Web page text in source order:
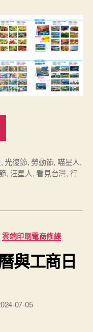
的
2026
版
三
角
桌
與
,光復節, 勞動節, 喵星人,
, 汪星人,看見台灣, 行
雲端印刷電商修練
與工商日
07-05